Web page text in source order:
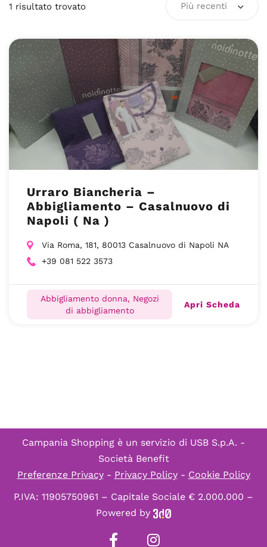
1 risultato trovato Più recenti
Urraro Biancheria –
Abbigliamento – Casalnuovo di
Napoli ( Na )
Via Roma, 181, 80013 Casalnuovo di Napoli NA
+39 081 522 3573
Abbigliamento donna, Negozi
di abbigliamento
Apri Scheda
Campania Shopping è un servizio di USB S.p.A. -
Società Benefit
Preferenze Privacy- Privacy Policy- Cookie Policy
P.IVA: 11905750961 – Capitale Sociale € 2.000.000 –
Powered by